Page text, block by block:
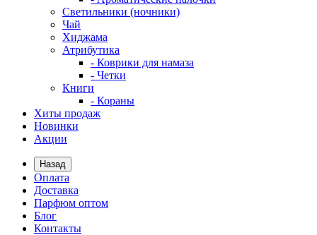
Светильники (ночники)
Чай
Хиджама
Атрибутика
- Коврики для намаза
- Четки
Книги
- Кораны
Хиты продаж
Новинки
Акции
Назад
Оплата
Доставка
Парфюм оптом
Блог
Контакты